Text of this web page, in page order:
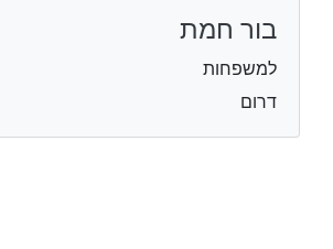
בור חמת
למשפחות
דרום